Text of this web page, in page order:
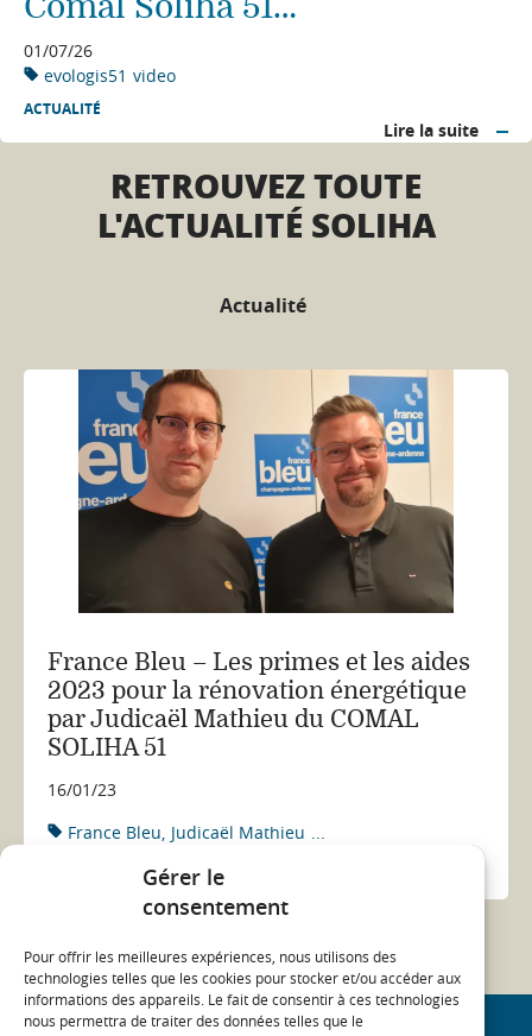
Gérer le
consentement
Pour offrir les meilleures expériences, nous utilisons des
technologies telles que les cookies pour stocker et/ou accéder aux
informations des appareils. Le fait de consentir à ces technologies
nous permettra de traiter des données telles que le
01/07/26
evologis51 video
ACTUALITÉ
Lire la suite
RETROUVEZ TOUTE
L'ACTUALITÉ SOLIHA
Actualité
France Bleu – Les primes et les aides
2023 pour la rénovation énergétique
par Judicaël Mathieu du COMAL
SOLIHA 51
16/01/23
France Bleu Judicaël Mathieu ...